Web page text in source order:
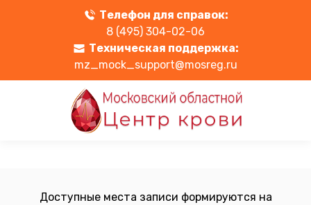
Телефон для справок:
8 (495) 304-02-06
Техническая поддержка:
mz_mock_support@mosreg.ru
Доступные места записи формируются на